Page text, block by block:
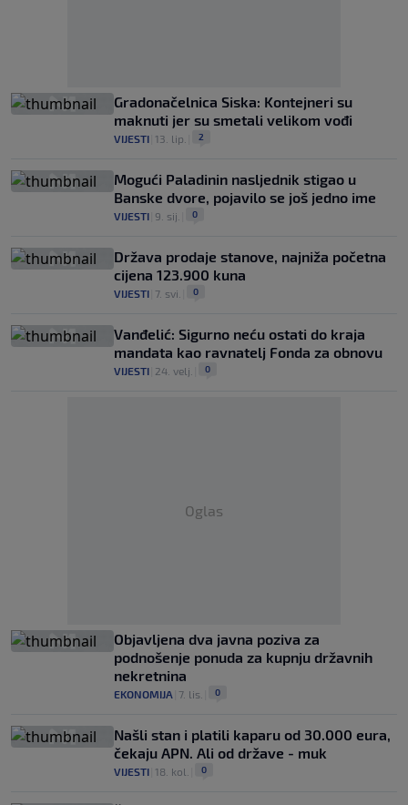
Gradonačelnica Siska: Kontejneri su
maknuti jer su smetali velikom vođi
VIJESTI 13. lip. 2
Mogući Paladinin nasljednik stigao u
Banske dvore, pojavilo se još jedno ime
VIJESTI 9. sij. 0
Država prodaje stanove, najniža početna
cijena 123.900 kuna
VIJESTI 7. svi. 0
Vanđelić: Sigurno neću ostati do kraja
mandata kao ravnatelj Fonda za obnovu
VIJESTI 24. velj. 0
Oglas
Objavljena dva javna poziva za
podnošenje ponuda za kupnju državnih
nekretnina
EKONOMIJA 7. lis. 0
Našli stan i platili kaparu od 30.000 eura,
čekaju APN. Ali od države - muk
VIJESTI 18. kol. 0